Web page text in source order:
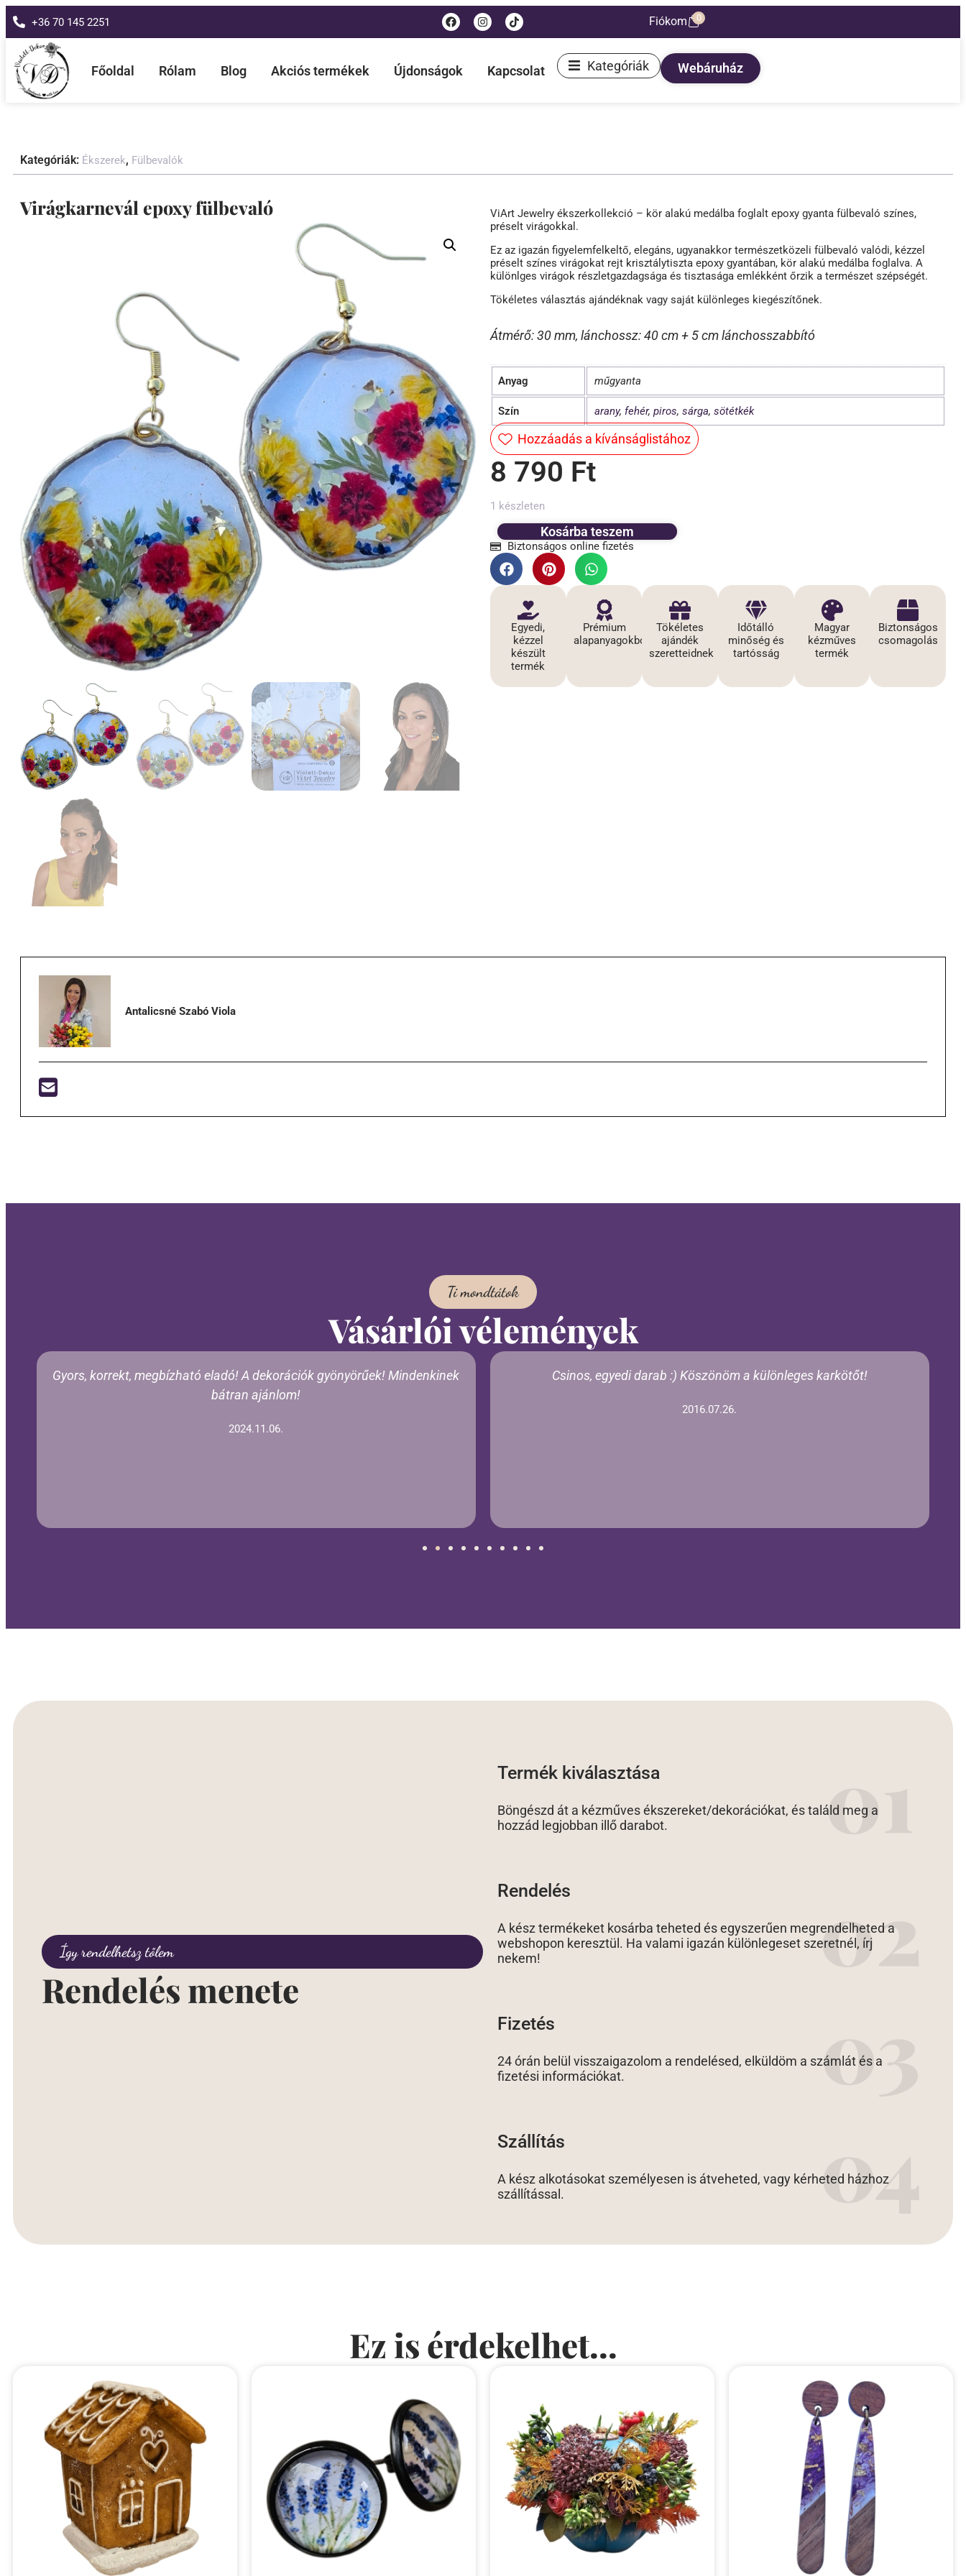
+36 70 145 2251 Fiókom 0
Főoldal Rólam Blog Akciós termékek Újdonságok Kapcsolat Kategóriák Webáruház
Kategóriák: Ékszerek, Fülbevalók
Virágkarnevál epoxy fülbevaló
ViArt Jewelry ékszerkollekció – kör alakú medálba foglalt epoxy gyanta fülbevaló színes,
préselt virágokkal.
Ez az igazán figyelemfelkeltő, elegáns, ugyanakkor természetközeli fülbevaló valódi, kézzel
préselt színes virágokat rejt krisztálytiszta epoxy gyantában, kör alakú medálba foglalva. A
különlges virágok részletgazdagsága és tisztasága emlékként őrzik a természet szépségét.
Tökéletes választás ajándéknak vagy saját különleges kiegészítőnek.
Átmérő: 30 mm, lánchossz: 40 cm + 5 cm lánchosszabbító
Anyag műgyanta
Szín arany, fehér, piros, sárga, sötétkék
Hozzáadás a kívánságlistához
8 790 Ft
1 készleten
Kosárba teszem
Biztonságos online fizetés
Egyedi,
kézzel
készült
termék
Prémium
alapanyagokból
Tökéletes
ajándék
szeretteidnek
Időtálló
minőség és
tartósság
Magyar
kézműves
termék
Biztonságos
csomagolás
Antalicsné Szabó Viola
Ti mondtátok
Vásárlói vélemények
Gyors, korrekt, megbízható eladó! A dekorációk gyönyörűek! Mindenkinek
bátran ajánlom!
2024.11.06.
Csinos, egyedi darab :) Köszönöm a különleges karkötőt!
2016.07.26.
Így rendelhetsz tőlem
Rendelés menete
Termék kiválasztása
Böngészd át a kézműves ékszereket/dekorációkat, és találd meg a
hozzád legjobban illő darabot.
Rendelés
A kész termékeket kosárba teheted és egyszerűen megrendelheted a
webshopon keresztül. Ha valami igazán különlegeset szeretnél, írj
nekem!
Fizetés
24 órán belül visszaigazolom a rendelésed, elküldöm a számlát és a
fizetési információkat.
Szállítás
A kész alkotásokat személyesen is átveheted, vagy kérheted házhoz
szállítással.
Ez is érdekelhet...